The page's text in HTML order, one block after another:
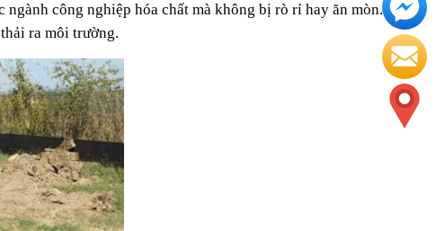
công nghiệp hóa chất mà không bị rò rỉ hay ăn mòn.
ra môi trường.